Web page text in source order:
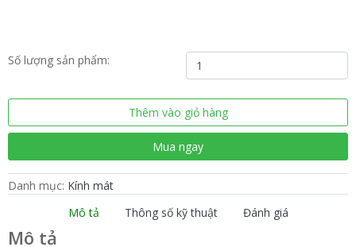
Số lượng sản phẩm:
Kính
râm
EF5976
số
lượng
Thêm vào giỏ hàng
Mua ngay
Danh mục: Kính mát
Mô tả Thông số kỹ thuật Đánh giá
Mô tả